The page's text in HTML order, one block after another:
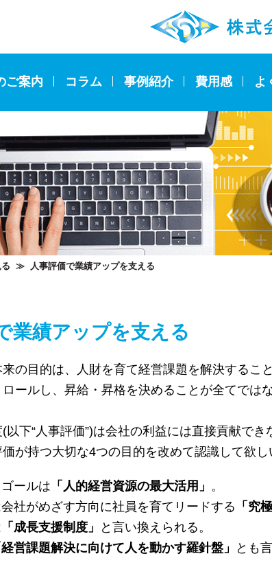
ご案内 コラム 事例紹介 費用感 よ
≫ 人事評価で業績アップを支える
業績アップを支える
の目的は、人財を育て経営課題を解決すること
ールし、昇給・昇格を決めることが全てではな
下“人事評価”)は会社の利益には直接貢献でき
が持つ大切な4つの目的を改めて認識して欲し
ールは 「人的経営資源の最大活用」 。
社がめざす方向に社員を育てリードする 「究
「成長支援制度」
と言い換えられる。
経営課題解決に向けて人を動かす羅針盤」 とも